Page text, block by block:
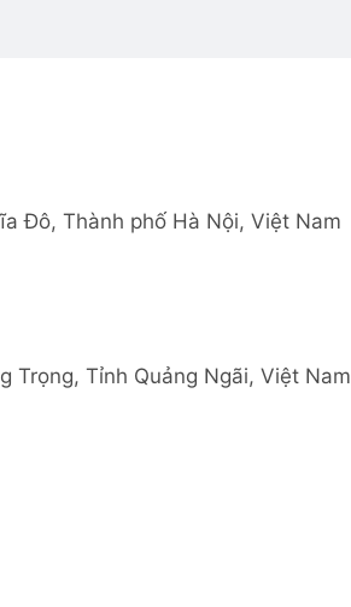
Đô, Thành phố Hà Nội, Việt Nam
Trọng, Tỉnh Quảng Ngãi, Việt Nam